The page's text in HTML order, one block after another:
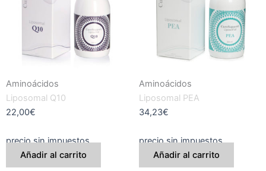
Aminoácidos
Liposomal Q10
22,00€
precio sin impuestos
Añadir al carrito
Aminoácidos
Liposomal PEA
34,23€
precio sin impuestos
Añadir al carrito